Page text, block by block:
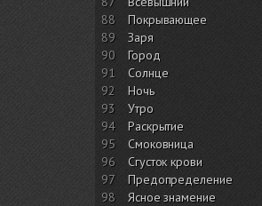
88
Покрывающее
89
Заря
90
Город
91
Солнце
92
Ночь
93
Утро
94
Раскрытие
95
Смоковница
96
Сгусток крови
97
Предопределение
98
Ясное знамение